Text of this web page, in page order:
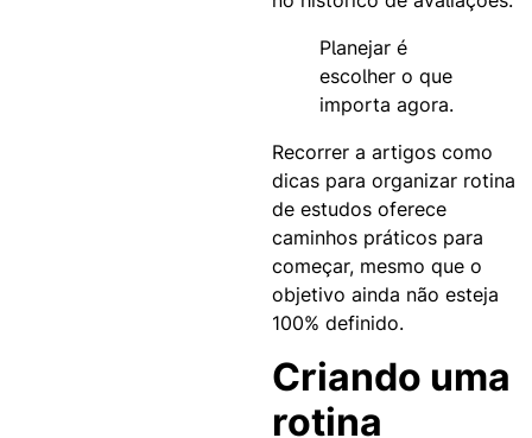
Planejar é
escolher o que
importa agora.
Recorrer a artigos como
dicas para organizar rotina
de estudos oferece
caminhos práticos para
começar, mesmo que o
objetivo ainda não esteja
100% definido.
Criando uma
rotina